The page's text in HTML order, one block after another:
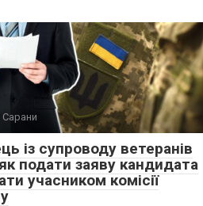
із супроводу ветеранів
подати заяву кандидата
учасником комісії